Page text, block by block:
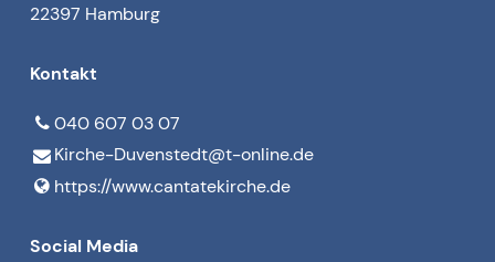
22397 Hamburg
Kontakt
040 607 03 07
Kirche-Duvenstedt@​t-online.​de
https://www.​cantatekirche.​de
Social Media